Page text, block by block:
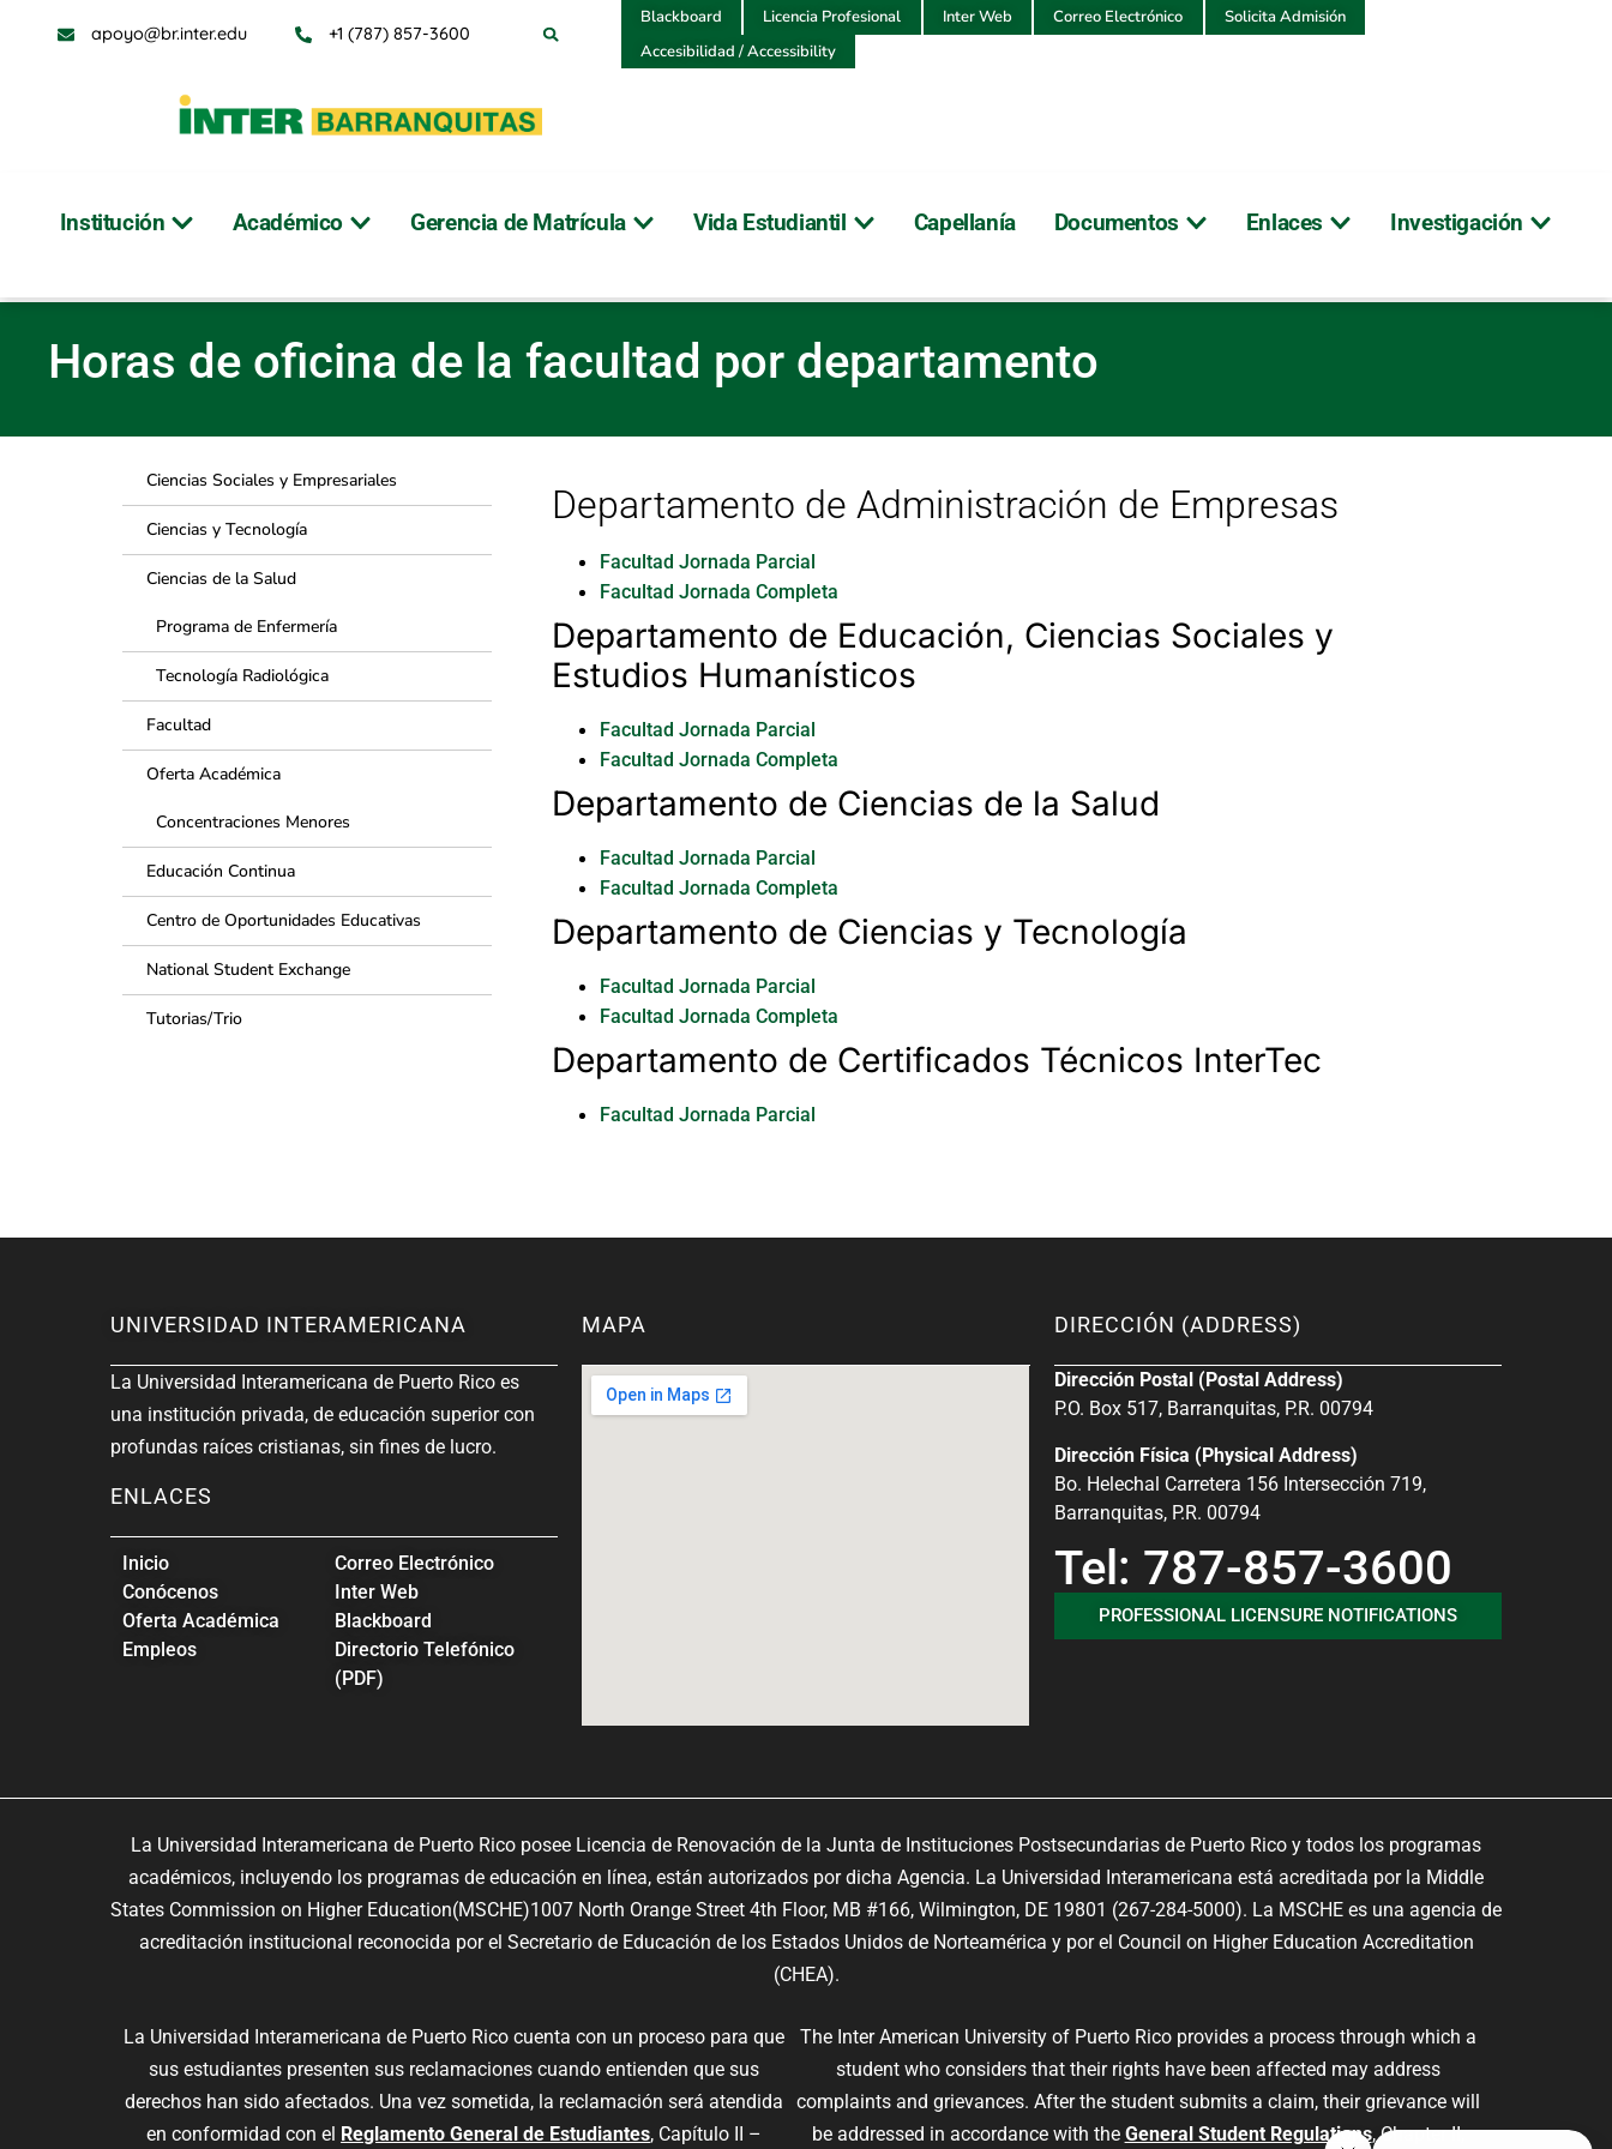
apoyo@br.inter.edu +1 (787) 857-3600
Blackboard Licencia Profesional Inter Web Correo Electrónico
Solicita Admisión
Accesibilidad / Accessibility
Institución Académico Gerencia de Matrícula Vida Estudiantil Capellanía Documentos Enlaces Investigación
Horas de oficina de la facultad por departamento
Horas de oficina de la facultad por departamento
Ciencias Sociales y Empresariales
Ciencias y Tecnología
Ciencias de la Salud
Programa de Enfermería
Tecnología Radiológica
Facultad
Oferta Académica
Concentraciones Menores
Educación Continua
Centro de Oportunidades Educativas
National Student Exchange
Tutorias/Trio
Departamento de Administración de Empresas
Facultad Jornada Parcial
Facultad Jornada Completa
Departamento de Educación, Ciencias Sociales y
Estudios Humanísticos
Facultad Jornada Parcial
Facultad Jornada Completa
Departamento de Ciencias de la Salud
Facultad Jornada Parcial
Facultad Jornada Completa
Departamento de Ciencias y Tecnología
Facultad Jornada Parcial
Facultad Jornada Completa
Departamento de Certificados Técnicos InterTec
Facultad Jornada Parcial
UNIVERSIDAD INTERAMERICANA
La Universidad Interamericana de Puerto Rico es
una institución privada, de educación superior con
profundas raíces cristianas, sin fines de lucro.
ENLACES
Inicio
Conócenos
Oferta Académica
Empleos
Correo Electrónico
Inter Web
Blackboard
Directorio Telefónico
(PDF)
MAPA DIRECCIÓN (ADDRESS)
Dirección Postal (Postal Address)
P.O. Box 517, Barranquitas, P.R. 00794
Dirección Física (Physical Address)
Bo. Helechal Carretera 156 Intersección 719,
Barranquitas, P.R. 00794
Tel: 787-857-3600
PROFESSIONAL LICENSURE NOTIFICATIONS
La Universidad Interamericana de Puerto Rico posee Licencia de Renovación de la Junta de Instituciones Postsecundarias de Puerto Rico y todos los programas
académicos, incluyendo los programas de educación en línea, están autorizados por dicha Agencia. La Universidad Interamericana está acreditada por la Middle
States Commission on Higher Education(MSCHE)1007 North Orange Street 4th Floor, MB #166, Wilmington, DE 19801 (267-284-5000). La MSCHE es una agencia de
acreditación institucional reconocida por el Secretario de Educación de los Estados Unidos de Norteamérica y por el Council on Higher Education Accreditation
(CHEA).
La Universidad Interamericana de Puerto Rico cuenta con un proceso para que
sus estudiantes presenten sus reclamaciones cuando entienden que sus
derechos han sido afectados. Una vez sometida, la reclamación será atendida
en conformidad con el Reglamento General de Estudiantes, Capítulo II –
The Inter American University of Puerto Rico provides a process through which a
student who considers that their rights have been affected may address
complaints and grievances. After the student submits a claim, their grievance will
be addressed in accordance with the General Student Regulations, Chapter II,